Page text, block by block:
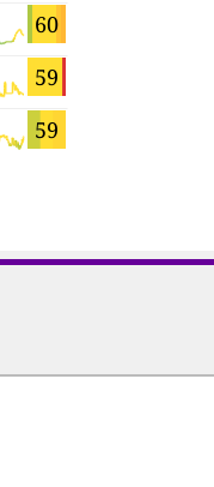
60
59
59